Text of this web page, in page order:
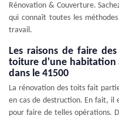
Rénovation & Couverture.
qui connaît toutes les
travail.
Les raisons de faire
toiture d'une habitation
dans le 41500
La rénovation des toits fait
en cas de destruction. En fait, il
pour faire de telles opérations.